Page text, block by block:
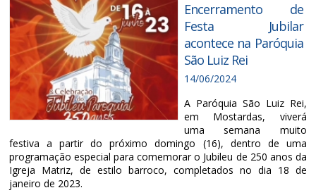
Encerramento de
Festa Jubilar
acontece na Paróquia
São Luiz Rei
14/06/2024
A Paróquia São Luiz Rei,
em Mostardas, viverá
uma semana muito
festiva a partir do próximo domingo (16), dentro de uma
programação especial para comemorar o Jubileu de 250 anos da
Igreja Matriz, de estilo barroco, completados no dia 18 de
janeiro de 2023.